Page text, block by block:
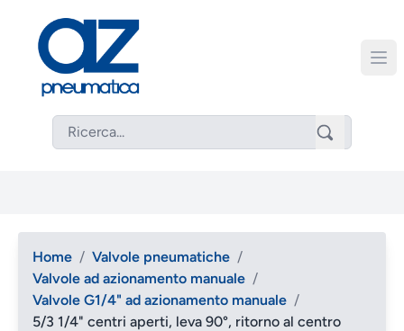
Home / Valvole pneumatiche /
Valvole ad azionamento manuale /
Valvole G1/4" ad azionamento manuale /
5/3 1/4" centri aperti, leva 90°, ritorno al centro